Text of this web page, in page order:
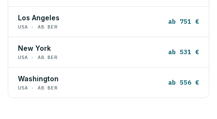
Los Angeles
USA · AB BER
ab 751 €
New York
USA · AB BER
ab 531 €
Washington
USA · AB BER
ab 556 €